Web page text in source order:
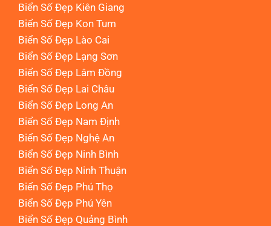
Biển Số Đẹp Kiên Giang
Biển Số Đẹp Kon Tum
Biển Số Đẹp Lào Cai
Biển Số Đẹp Lạng Sơn
Biển Số Đẹp Lâm Đồng
Biển Số Đẹp Lai Châu
Biển Số Đẹp Long An
Biển Số Đẹp Nam Định
Biển Số Đẹp Nghệ An
Biển Số Đẹp Ninh Bình
Biển Số Đẹp Ninh Thuận
Biển Số Đẹp Phú Thọ
Biển Số Đẹp Phú Yên
Biển Số Đẹp Quảng Bình